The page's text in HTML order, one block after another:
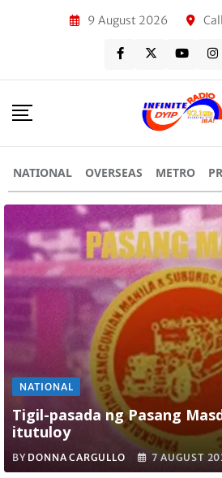
9 August 2026
NATIONAL OVERSEAS METRO
NATIONAL
Tigil-pasada ng Pasang
itutuloy
BY DONNA CARGULLO 7 AUGUST